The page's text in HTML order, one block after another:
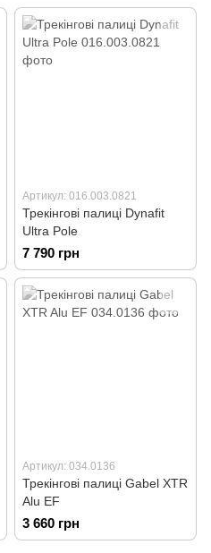
Артикул: 016.003.0821
Трекінгові палиці Dynafit
Ultra Pole
7 790 грн
Артикул: 034.0136
Трекінгові палиці Gabel XTR
Alu EF
3 660 грн